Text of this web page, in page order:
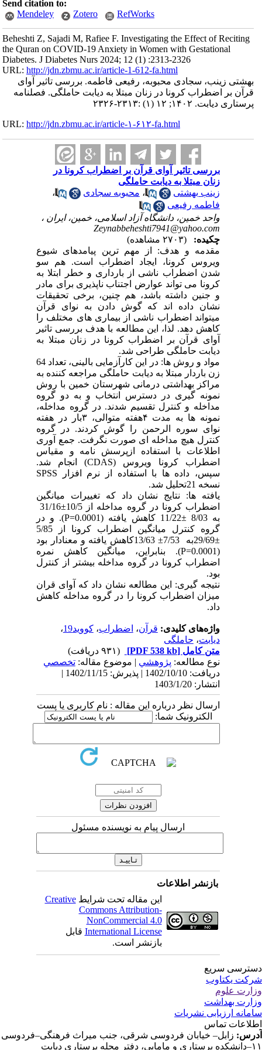
Send citation to:
Mendeley
Zotero RefWorks
Beheshti Z, Sajadi M, Rafiee F. Investigating the Effect of Reciting
the Quran on COVID-19 Anxiety in Women with Gestational
Diabetes. J Diabetes Nurs 2024; 12 (1) :2313-2326
URL:http://jdn.zbmu.ac.ir/article-1-612-fa.html
بهشتی زینب، سجادی محبوبه، رفیعی فاطمه. بررسی تاثیر آوای
قرآن بر اضطراب کرونا در زنان مبتلا به دیابت حاملگی. فصلنامه
پرستاری دیابت. ۱۴۰۲; ۱۲ (۱) :۲۳۱۳-۲۳۲۶
URL:http://jdn.zbmu.ac.ir/article-۱-۶۱۲-fa.html
بررسی تاثیر آوای قرآن بر اضطراب کرونا در
زنان مبتلا به دیابت حاملگی
زینب بهشتی
،محبوبه سجادی
،
فاطمه رفیعی
واحد خمین، دانشگاه آزاد اسلامی، خمین، ایران ،
Zeynabbeheshti7941@yahoo.com
چکیده:
مقدمه و هدف: از مهم ترین پیامدهای شیوع
ویروس کرونا، ایجاد اضطراب است. هم سو
شدن اضطراب ناشی از بارداری و خطر ابتلا به
کرونا می تواند عوارض اجتناب ناپذیری برای مادر
و جنین داشته باشد، هم چنین، برخی تحقیقات
نشان داده اند که گوش دادن به نوای قرآن
میتواند اضطراب ناشی از بیماری های مختلف را
کاهش دهد. لذا، این مطالعه با هدف بررسی تاثیر
آوای قرآن بر اضطراب کرونا در زنان مبتلا به
دیابت حاملگی طراحی شد.
مواد و روش ها: در این کارآزمایی بالینی، تعداد 64
زن باردار مبتلا به دیابت حاملگی مراجعه کننده به
مراکز بهداشتی درمانی شهرستان خمین با روش
نمونه گیری در دسترس انتخاب و به دو گروه
مداخله و کنترل تقسیم شدند. در گروه مداخله،
نمونه ها به مدت ۴هفته متوالی، ۳بار در هفته
نوای سوره الرحمن را گوش کردند. در گروه
کنترل هیچ مداخله ای صورت نگرفت. جمع آوری
اطلاعات با استفاده ازپرسش نامه و مقیاس
اضطراب کرونا ویروس (CDAS) انجام شد.
سپس، داده ها با استفاده از نرم افزار SPSS
نسخه 21تحلیل شد.
یافته ها: نتایج نشان داد که تغییرات میانگین
اضطراب کرونا در گروه مداخله از 10/5±31/16
به 8/03 ±11/22 کاهش یافته (0.0001=P). و در
گروه کنترل میانگین اضطراب کرونا از 5/85
±29/69به 7/53± 13/63کاهش یافته و معنادار بود
(0.0001=P). بنابراین، میانگین کاهش نمره
اضطراب کرونا در گروه مداخله بیشتر از کنترل
بود.
نتیجه گیری: این مطالعه نشان داد که آوای قران
میزان اضطراب کرونا را در گروه مداخله کاهش
داد.
واژه‌های کلیدی:قرآن،اضطراب،کووید19
،
دیابت،حاملگی
متن کامل[PDF 538 kb]
نوع مطالعه:پژوهشي| موضوع مقاله:تخصصي
دریافت: 1402/10/10 | پذیرش: 1402/11/15 |
انتشار: 1403/1/20
ارسال نظر درباره این مقاله : نام کاربری یا پست
الکترونیک شما:
ارسال پیام به نویسنده مسئول
بازنشر اطلاعات
این مقاله تحت شرایطCreative
Commons Attribution-
NonCommercial 4.0
International Licenseقابل
بازنشر است.
سریع
یکتاوب
علوم
بهداشت
ارزیابی نشریات
تماس
زابل– خیابان فردوسی شرقی، جنب میراث فرهنگی–فردوسی
پرستاری دیابت